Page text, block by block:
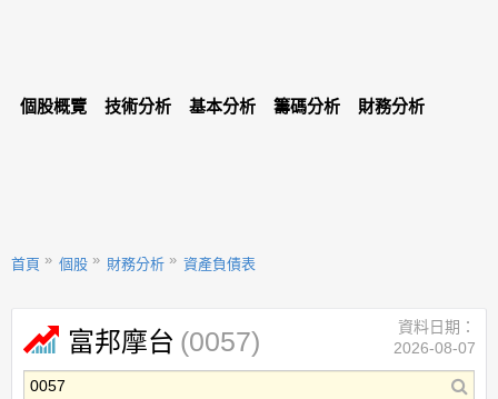
個股概覽 技術分析 基本分析 籌碼分析 財務分析
首頁 個股 財務分析 資產負債表
富邦摩台 (0057)
資料日期：
2026-08-07